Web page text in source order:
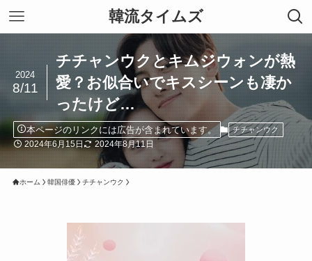
韓流タイムズ
チチャンウクとキムジウォンが熱
愛？お似合いでキスシーンも凄か
ったけど…
2024
8/11
本ページのリンクには広告が含まれています。 チチャンウク
2024年6月15日 2024年8月11日
ホーム 韓国俳優 チチャンウク